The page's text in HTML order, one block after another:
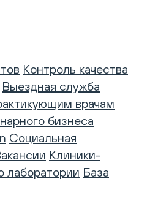
Контроль качества
Выездная служба
врачам
бизнеса
Социальная
Клиники-
лаборатории База